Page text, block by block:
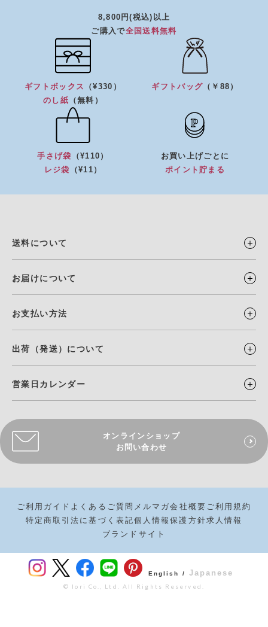
8,800円(税込)以上
ご購入で全国送料無料
ギフトボックス
（¥330）
のし紙 （無料）
ギフトバッグ （￥88）
手さげ袋
（¥110）
レジ袋
（¥11）
お買い上げごとに
ポイント貯まる
送料について
お届けについて
お支払い方法
出荷（発送）について
営業日カレンダー
オンラインショップ
お問い合わせ
ご利用ガイド よくあるご質問 メルマガ会社概要 ご利用規約
特定商取引法に基づく表記個人情報保護方針求人情報
ブランドサイト
English / Japanese
© Iori Co., Ltd. All Rights Reserved.